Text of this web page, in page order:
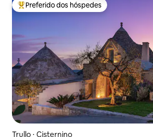
Entre os melhores preferidos dos hóspedes
Preferido dos hóspedes
Trullo ⋅ Cisternino